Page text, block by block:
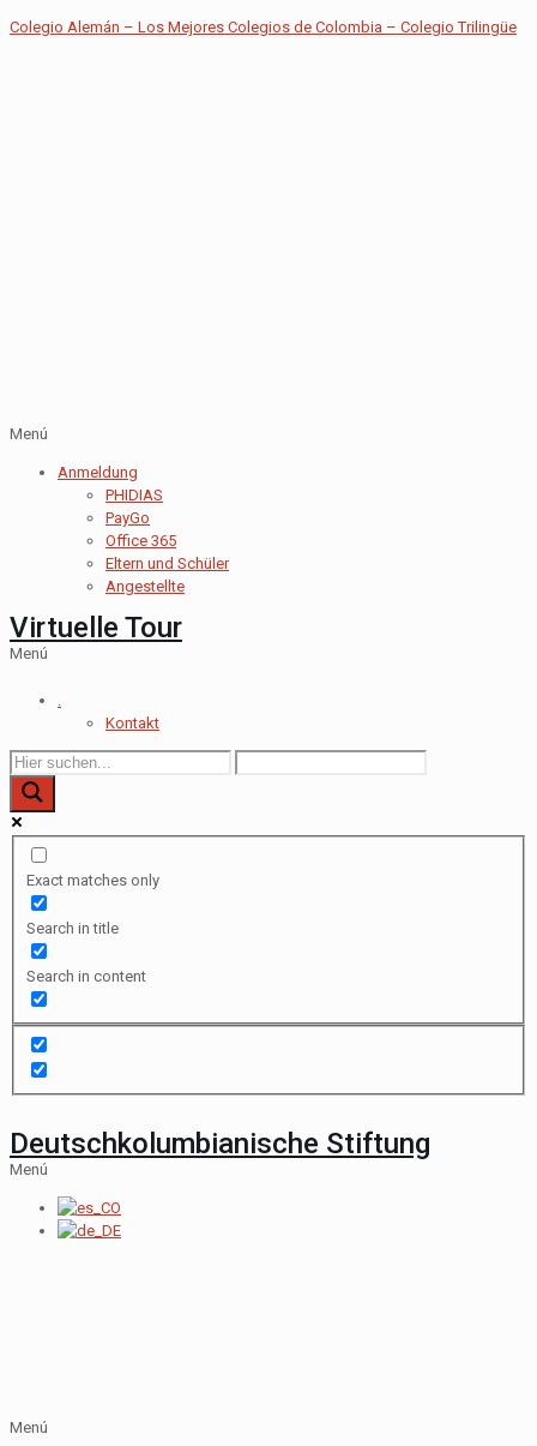
Colegio Alemán – Los Mejores Colegios de Colombia – Colegio Trilingüe
Menú
Anmeldung
PHIDIAS
PayGo
Office 365
Eltern und Schüler
Angestellte
Virtuelle Tour
Menú
.
Kontakt
Exact matches only
Search in title
Search in content
Deutschkolumbianische Stiftung
Menú
Menú